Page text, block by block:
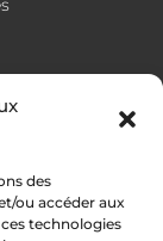
des
ou accéder aux
technologies